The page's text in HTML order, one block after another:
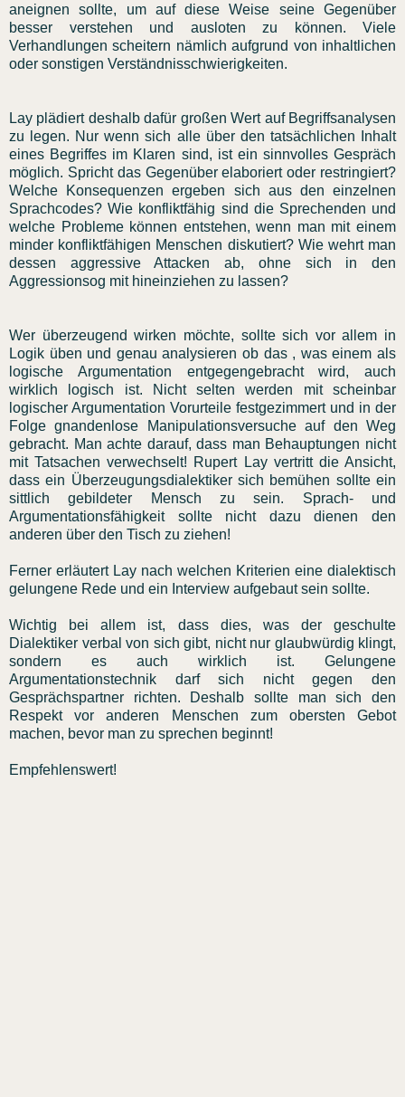
aneignen sollte, um auf diese Weise seine Gegenüber
besser verstehen und ausloten zu können. Viele
Verhandlungen scheitern nämlich aufgrund von inhaltlichen
oder sonstigen Verständnisschwierigkeiten.
Lay plädiert deshalb dafür großen Wert auf Begriffsanalysen
zu legen. Nur wenn sich alle über den tatsächlichen Inhalt
eines Begriffes im Klaren sind, ist ein sinnvolles Gespräch
möglich. Spricht das Gegenüber elaboriert oder restringiert?
Welche Konsequenzen ergeben sich aus den einzelnen
Sprachcodes? Wie konfliktfähig sind die Sprechenden und
welche Probleme können entstehen, wenn man mit einem
minder konfliktfähigen Menschen diskutiert? Wie wehrt man
dessen aggressive Attacken ab, ohne sich in den
Aggressionsog mit hineinziehen zu lassen?
Wer überzeugend wirken möchte, sollte sich vor allem in
Logik üben und genau analysieren ob das , was einem als
logische Argumentation entgegengebracht wird, auch
wirklich logisch ist. Nicht selten werden mit scheinbar
logischer Argumentation Vorurteile festgezimmert und in der
Folge gnandenlose Manipulationsversuche auf den Weg
gebracht. Man achte darauf, dass man Behauptungen nicht
mit Tatsachen verwechselt! Rupert Lay vertritt die Ansicht,
dass ein Überzeugungsdialektiker sich bemühen sollte ein
sittlich gebildeter Mensch zu sein. Sprach- und
Argumentationsfähigkeit sollte nicht dazu dienen den
anderen über den Tisch zu ziehen!
Ferner erläutert Lay nach welchen Kriterien eine dialektisch
gelungene Rede und ein Interview aufgebaut sein sollte.
Wichtig bei allem ist, dass dies, was der geschulte
Dialektiker verbal von sich gibt, nicht nur glaubwürdig klingt,
sondern es auch wirklich ist. Gelungene
Argumentationstechnik darf sich nicht gegen den
Gesprächspartner richten. Deshalb sollte man sich den
Respekt vor anderen Menschen zum obersten Gebot
machen, bevor man zu sprechen beginnt!
Empfehlenswert!